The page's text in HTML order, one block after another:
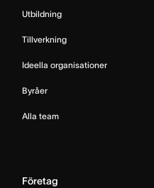
Utbildning
Tillverkning
Ideella organisationer
Byråer
Alla team
Företag